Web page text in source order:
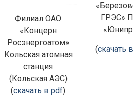
Филиал ОАО
«Концерн
Росэнергоатом»
Кольская атомная
станция
(Кольская АЭС)
(скачать в pdf)
ГРЭС»
(скачать